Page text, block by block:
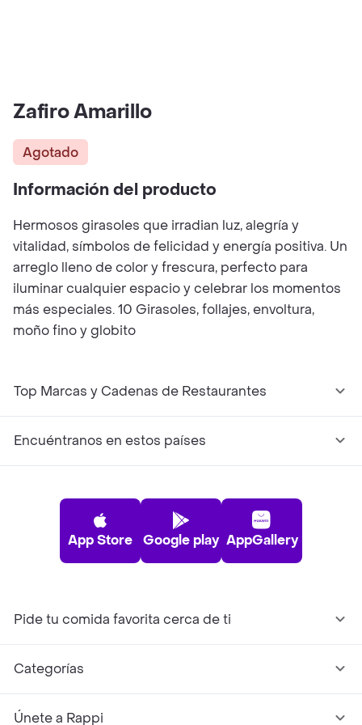
Zafiro Amarillo
Agotado
Información del producto
Hermosos girasoles que irradian luz, alegría y
vitalidad, símbolos de felicidad y energía positiva. Un
arreglo lleno de color y frescura, perfecto para
iluminar cualquier espacio y celebrar los momentos
más especiales. 10 Girasoles, follajes, envoltura,
moño fino y globito
Top Marcas y Cadenas de Restaurantes
Encuéntranos en estos países
App Store Google play AppGallery
Pide tu comida favorita cerca de ti
Categorías
Únete a Rappi